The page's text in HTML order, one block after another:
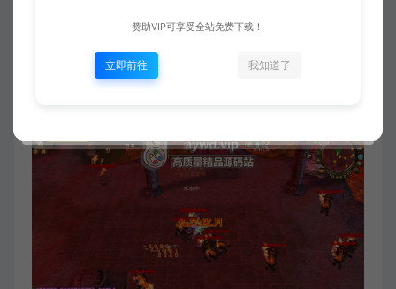
赞助VIP可享受全站免费下载！
立即前往 我知道了